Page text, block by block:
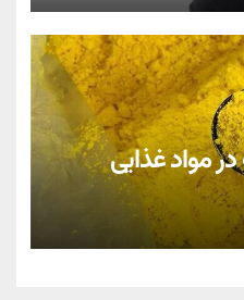
در مواد غذایی